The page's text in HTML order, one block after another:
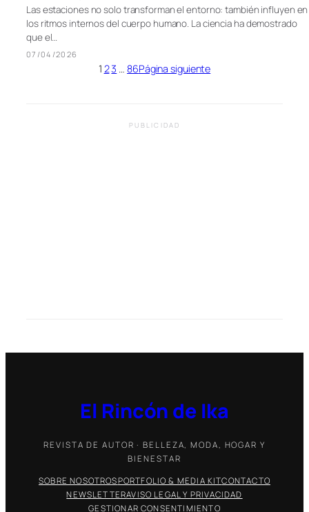
Las estaciones no solo transforman el entorno: también influyen en
los ritmos internos del cuerpo humano. La ciencia ha demostrado
que el…
07/04/2026
1 23 … 86Página siguiente
PUBLICIDAD
El Rincón de Ika
REVISTA DE AUTOR · BELLEZA, MODA, HOGAR Y
BIENESTAR
SOBRE NOSOTROSPORTFOLIO & MEDIA KITCONTACTO
NEWSLETTERAVISO LEGAL Y PRIVACIDAD
GESTIONAR CONSENTIMIENTO